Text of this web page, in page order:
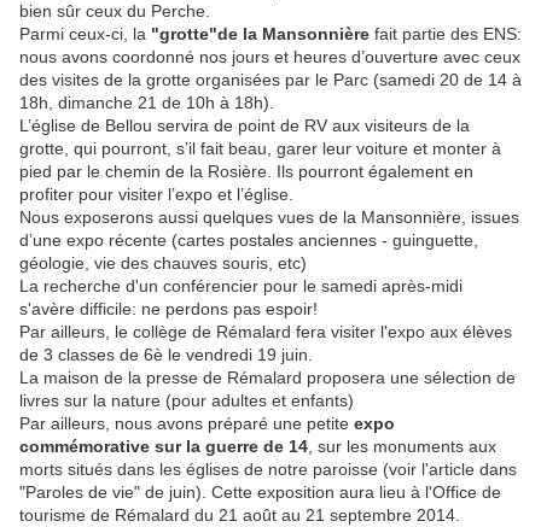
bien sûr ceux du Perche.
Parmi ceux-ci, la "grotte"de la Mansonnière fait partie des ENS:
nous avons coordonné nos jours et heures d’ouverture avec ceux
des visites de la grotte organisées par le Parc (samedi 20 de 14 à
18h, dimanche 21 de 10h à 18h).
L’église de Bellou servira de point de RV aux visiteurs de la
grotte, qui pourront, s’il fait beau, garer leur voiture et monter à
pied par le chemin de la Rosière. Ils pourront également en
profiter pour visiter l’expo et l’église.
Nous exposerons aussi quelques vues de la Mansonnière, issues
d’une expo récente (cartes postales anciennes - guinguette,
géologie, vie des chauves souris, etc)
La recherche d'un conférencier pour le samedi après-midi
s'avère difficile: ne perdons pas espoir!
Par ailleurs, le collège de Rémalard fera visiter l'expo aux élèves
de 3 classes de 6è le vendredi 19 juin.
La maison de la presse de Rémalard proposera une sélection de
livres sur la nature (pour adultes et enfants)
Par ailleurs, nous avons préparé une petite expo
commémorative sur la guerre de 14 , sur les monuments aux
morts situés dans les églises de notre paroisse (voir l'article dans
"Paroles de vie" de juin). Cette exposition aura lieu à l'Office de
tourisme de Rémalard du 21 août au 21 septembre 2014.